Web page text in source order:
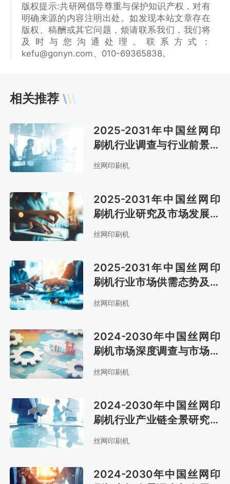
版权提示:共研网倡导尊重与保护知识产权，对有
明确来源的内容注明出处。如发现本站文章存在
版权、稿酬或其它问题，烦请联系我们，我们将
及时与您沟通处理。联系方式：
kefu@gonyn.com、010-69365838。
相关推荐
2025-2031年中国丝网印
刷机行业调查与行业前景预
测报告
丝网印刷机
2025-2031年中国丝网印
刷机行业研究及市场发展趋
势分析报告
丝网印刷机
2025-2031年中国丝网印
刷机行业市场供需态势及市
场前景评估报告
丝网印刷机
2024-2030年中国丝网印
刷机市场深度调查与市场供
需预测报告
丝网印刷机
2024-2030年中国丝网印
刷机行业产业链全景研究及
丝网印刷机
2024-2030年中国丝网印